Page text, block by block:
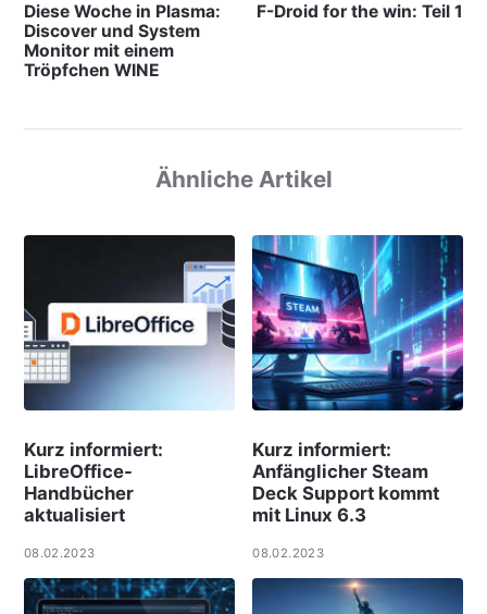
Diese Woche in Plasma:
Discover und System
Monitor mit einem
Tröpfchen WINE
F-Droid for the win: Teil 1
Ähnliche Artikel
Kurz informiert:
LibreOffice-
Handbücher
aktualisiert
08.02.2023
Kurz informiert:
Anfänglicher Steam
Deck Support kommt
mit Linux 6.3
08.02.2023